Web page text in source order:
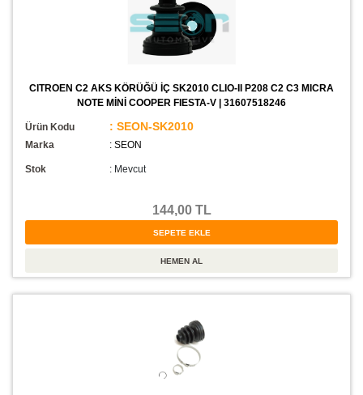
CITROEN C2 AKS KÖRÜĞÜ İÇ SK2010 CLIO-II P208 C2 C3 MICRA
NOTE MİNİ COOPER FIESTA-V | 31607518246
Ürün Kodu : SEON-SK2010
Marka : SEON
Stok : Mevcut
144,00 TL